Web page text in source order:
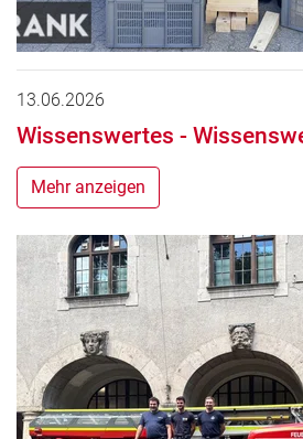
13.06.2026
Wissenswertes -
Mehr anzeigen